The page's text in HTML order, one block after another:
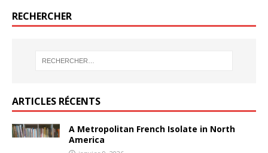
RECHERCHER
ARTICLES RÉCENTS
A Metropolitan French Isolate in North
America